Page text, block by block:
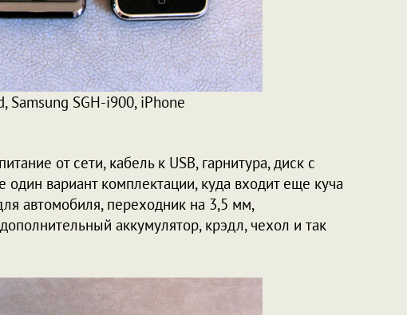
Samsung SGH-i900, iPhone
от сети, кабель к USB, гарнитура, диск с
один вариант комплектации, куда входит еще куча
автомобиля, переходник на 3,5 мм,
аккумулятор, крэдл, чехол и так